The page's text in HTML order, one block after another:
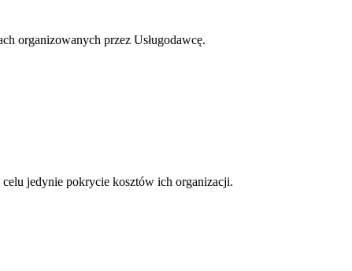
organizowanych przez Usługodawcę.
jedynie pokrycie kosztów ich organizacji.